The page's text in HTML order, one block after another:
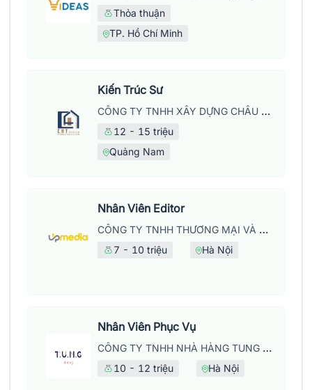
Thỏa thuận
TP. Hồ Chí Minh
Kiến Trúc Sư
CÔNG TY TNHH XÂY DỰNG CHÂU HUY THỊNH
12 - 15 triệu
Quảng Nam
Nhân Viên Editor
CÔNG TY TNHH THƯƠNG MẠI VÀ DỊCH VỤ UPMEDIA
7 - 10 triệu Hà Nội
Nhân Viên Phục Vụ
CÔNG TY TNHH NHÀ HÀNG TUNG DINING
10 - 12 triệu Hà Nội